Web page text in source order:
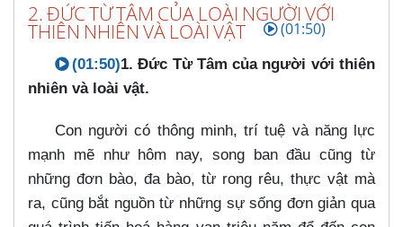
2. ĐỨC TỪ TÂM CỦA LOÀI NGƯỜI VỚI
THIÊN NHIÊN VÀ LOÀI VẬT (01:50)
(01:50)1. Đức Từ Tâm của người với thiên
nhiên và loài vật.
Con người có thông minh, trí tuệ và năng lực
mạnh mẽ như hôm nay, song ban đầu cũng từ
những đơn bào, đa bào, từ rong rêu, thực vật mà
ra, cũng bắt nguồn từ những sự sống đơn giản qua